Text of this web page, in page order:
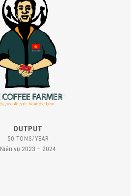
OUTPUT
50 TONS/YEAR
Niên vụ 2023 – 2024